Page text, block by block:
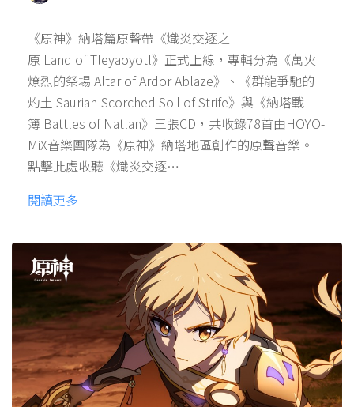
《原神》納塔篇原聲帶《熾炎交逐之
原 Land of Tleyaoyotl》正式上線，專輯分為《萬火
燎烈的祭場 Altar of Ardor Ablaze》、《群龍爭馳的
灼土 Saurian-Scorched Soil of Strife》與《納塔戰
簿 Battles of Natlan》三張CD，共收錄78首由HOYO-
MiX音樂團隊為《原神》納塔地區創作的原聲音樂。
點擊此處收聽《熾炎交逐…
閱讀更多